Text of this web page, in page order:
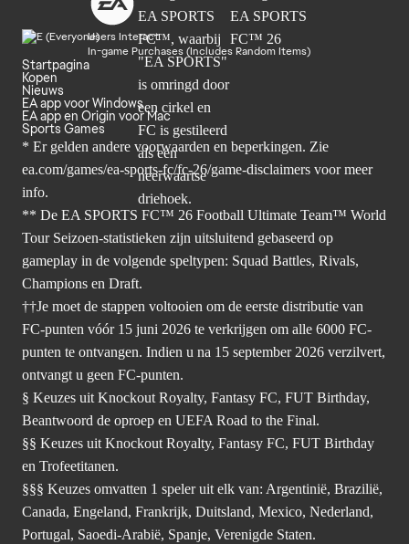
Users Interact
In-game Purchases (Includes Random Items)
Startpagina
Kopen
Nieuws
EA app voor Windows
EA app en Origin voor Mac
Sports Games
* Er gelden andere voorwaarden en beperkingen. Zie
ea.com/games/ea-sports-fc/fc-26/game-disclaimers voor meer
info.
** De EA SPORTS FC™ 26 Football Ultimate Team™ World
Tour Seizoen-statistieken zijn uitsluitend gebaseerd op
gameplay in de volgende speltypen: Squad Battles, Rivals,
Champions en Draft.
††Je moet de stappen voltooien om de eerste distributie van
FC-punten vóór 15 juni 2026 te verkrijgen om alle 6000 FC-
punten te ontvangen. Indien u na 15 september 2026 verzilvert,
ontvangt u geen FC-punten.
§ Keuzes uit Knockout Royalty, Fantasy FC, FUT Birthday,
Beantwoord de oproep en UEFA Road to the Final.
§§ Keuzes uit Knockout Royalty, Fantasy FC, FUT Birthday
en Trofeetitanen.
§§§ Keuzes omvatten 1 speler uit elk van: Argentinië, Brazilië,
Canada, Engeland, Frankrijk, Duitsland, Mexico, Nederland,
Portugal, Saoedi-Arabië, Spanje, Verenigde Staten.